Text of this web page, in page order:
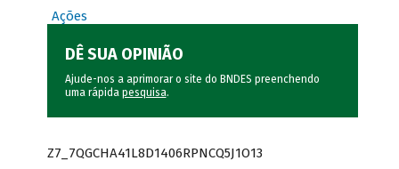
Ações
DÊ SUA OPINIÃO
Ajude-nos a aprimorar o site do BNDES preenchendo
uma rápida pesquisa.
Z7_7QGCHA41L8D1406RPNCQ5J1O13